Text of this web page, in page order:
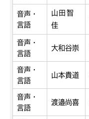
音声・
言語
山田智
佳
音声・
言語
大和谷崇
音声・
言語
山本貴道
音声・
言語
渡邉尚喜